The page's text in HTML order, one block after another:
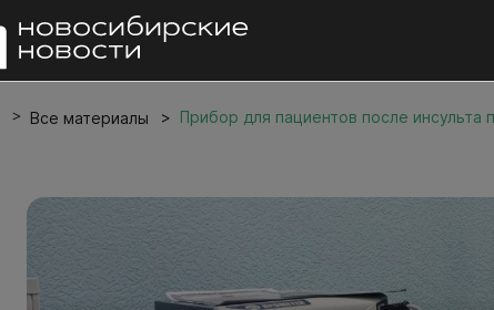
Все материалы Прибор для пациентов после